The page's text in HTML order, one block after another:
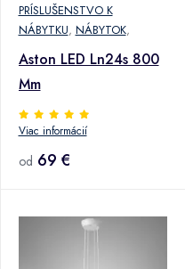
PRÍSLUŠENSTVO K
NÁBYTKU, NÁBYTOK,
Aston LED Ln24s 800
Mm
Viac informácií
od 69 €